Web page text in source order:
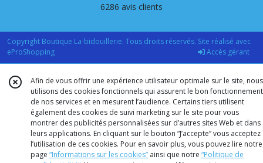
6286 avis clients
Copyright Boutique La-bidouillerie. Tous droits réservés. Site réalisé avec
eProShopping
Accès gérant
Afin de vous offrir une expérience utilisateur optimale sur le site, nous
utilisons des cookies fonctionnels qui assurent le bon fonctionnement
de nos services et en mesurent l’audience. Certains tiers utilisent
également des cookies de suivi marketing sur le site pour vous
montrer des publicités personnalisées sur d’autres sites Web et dans
leurs applications. En cliquant sur le bouton “J’accepte” vous acceptez
l’utilisation de ces cookies. Pour en savoir plus, vous pouvez lire notre
page “Informations sur les cookies” ainsi que notre “Politique de